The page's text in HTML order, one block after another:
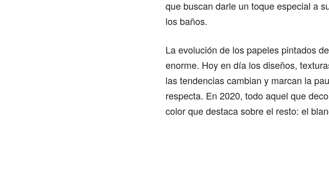
que buscan darle un toque especial a
los baños.
La evolución de los papeles pintados
enorme. Hoy en día los diseños,
las tendencias cambian y marcan la
respecta. En 2020, todo aquel que
color que destaca sobre el resto: el